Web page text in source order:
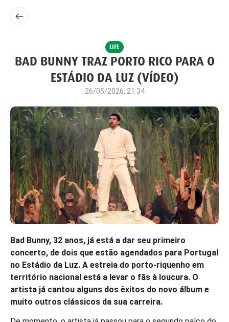
LIFE
BAD BUNNY TRAZ PORTO RICO PARA O
ESTÁDIO DA LUZ (VÍDEO)
26/05/2026, 21:34
Bad Bunny, 32 anos, já está a dar seu primeiro
concerto, de dois que estão agendados para Portugal
no Estádio da Luz. A estreia do porto-riquenho em
território nacional está a levar o fãs à loucura. O
artista já cantou alguns dos êxitos do novo álbum e
muito outros clássicos da sua carreira.